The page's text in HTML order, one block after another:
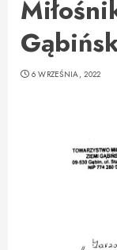
6 WRZEŚNIA, 2022